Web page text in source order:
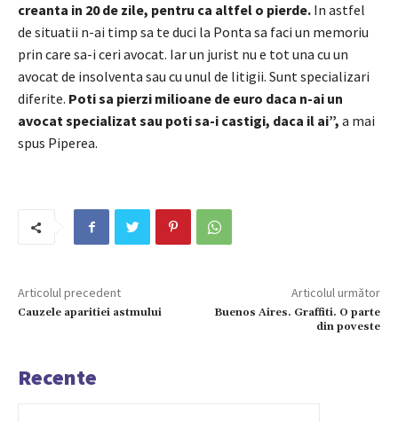
creanta in 20 de zile, pentru ca altfel o pierde. In astfel
de situatii n-ai timp sa te duci la Ponta sa faci un memoriu
prin care sa-i ceri avocat. Iar un jurist nu e tot una cu un
avocat de insolventa sau cu unul de litigii. Sunt specializari
diferite. Poti sa pierzi milioane de euro daca n-ai un
avocat specializat sau poti sa-i castigi, daca il ai”, a mai
spus Piperea.
Articolul precedent
Cauzele aparitiei astmului
Articolul următor
Buenos Aires. Graffiti. O parte
din poveste
Recente